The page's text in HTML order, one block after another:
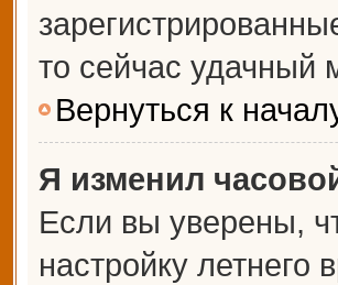
то сейчас удачный
Вернуться к
Я изменил
Если вы уверены,
настройку